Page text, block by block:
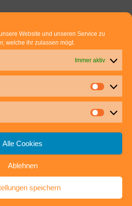
Website und unseren Service zu
welche ihr zulassen mögt.
Immer aktiv
Alle Cookies
Ablehnen
speichern
Draht zu uns:
und Silke Rommel
Stuttgart
hochgenuss.de
DATENSCHUTZ
| Präsentiert vonMantra&WordPress.